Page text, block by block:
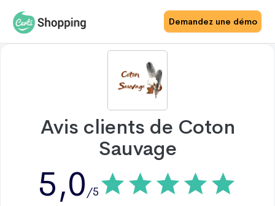
Demandez une démo
Avis clients de Coton
Sauvage
5,0 /5